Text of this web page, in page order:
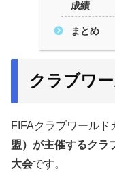
成績
まとめ
クラブワ
FIFAクラブワールド
盟）が主催するクラ
大会です。